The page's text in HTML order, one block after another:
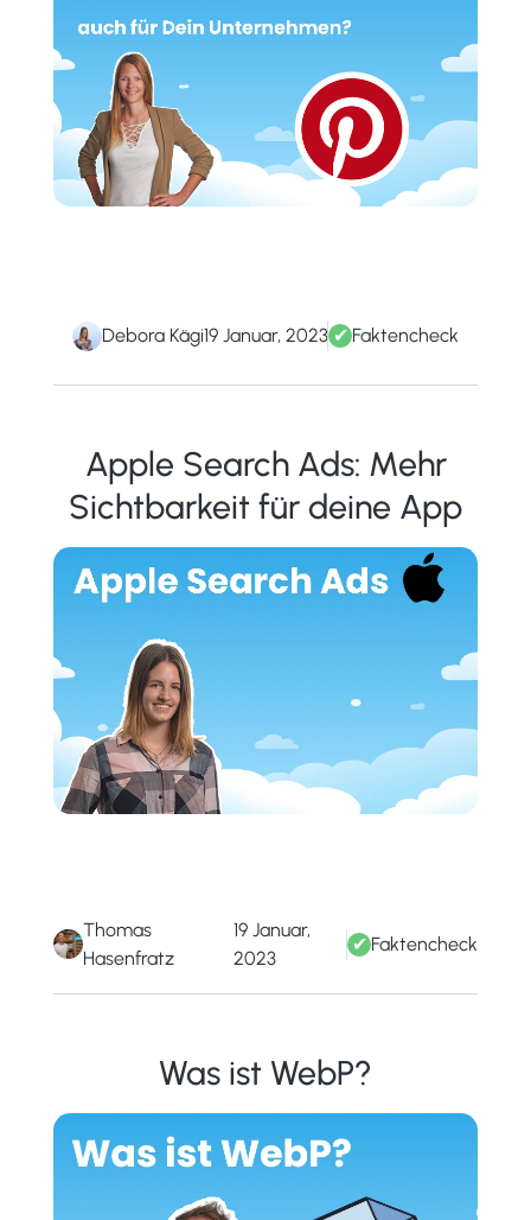
Apple Search Ads: Mehr
Sichtbarkeit für deine App
Debora Kägi19 Januar, 2023 ✔ Faktencheck
Was ist WebP?
Thomas
Hasenfratz
19 Januar,
2023
✔ Faktencheck